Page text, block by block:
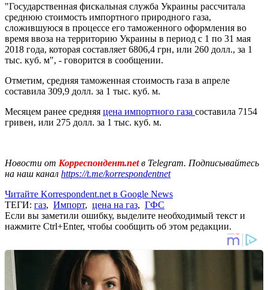
"Государственная фискальная служба Украины рассчитала
среднюю стоимость импортного природного газа,
сложившуюся в процессе его таможенного оформления во
время ввоза на территорию Украины в период с 1 по 31 мая
2018 года, которая составляет 6806,4 грн, или 260 долл., за 1
тыс. куб. м", - говорится в сообщении.
Отметим, средняя таможенная стоимость газа в апреле
составила 309,9 долл. за 1 тыс. куб. м.
Месяцем ранее средняя цена импортного газа составила 7154
гривен, или 275 долл. за 1 тыс. куб. м.
Новости от Корреспондент.netв Telegram. Подписывайтесь
на наш канал https://t.me/korrespondentnet
Читайте Korrespondent.net в Google News
ТЕГИ: газ, Импорт, цена на газ, ГФС
Если вы заметили ошибку, выделите необходимый текст и
нажмите Ctrl+Enter, чтобы сообщить об этом редакции.